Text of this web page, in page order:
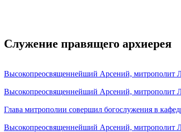
Служение правящего архиерея
Высокопреосвященнейший Арсений, митрополит
Высокопреосвященнейший Арсений, митрополит
Глава митрополии совершил богослужения в
Высокопреосвященнейший Арсений, митрополит